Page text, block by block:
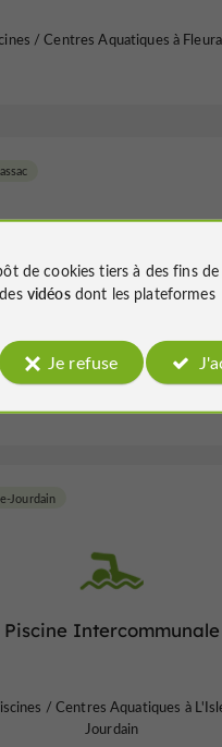
/ Centres Aquatiques à
Piscine Panassac
/ Centres Aquatiques à
Piscine Intercommunale
Jourdain
/ Centres Aquatiques à
Jourdain
de cookies tiers à des fins
vidéosdont les plateformes
Je refuse